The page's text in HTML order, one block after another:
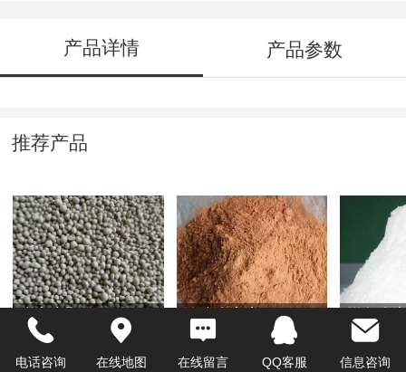
产品详情 产品参数
推荐产品
膨润土颗粒
电话咨询 在线地图 在线留言 QQ客服 信息咨询